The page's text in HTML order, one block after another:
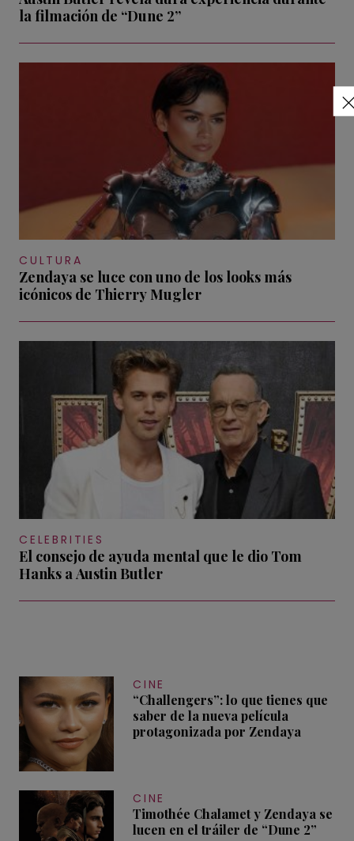
la filmación de “Dune 2”
CULTURA
Zendaya se luce con uno de los looks más
icónicos de Thierry Mugler
CELEBRITIES
El consejo de ayuda mental que le dio Tom
Hanks a Austin Butler
CINE
“Challengers”: lo que tienes que
saber de la nueva película
protagonizada por Zendaya
CINE
Timothée Chalamet y Zendaya se
lucen en el tráiler de “Dune 2”